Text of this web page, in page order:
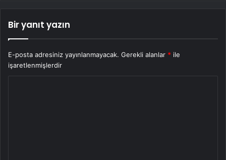
Bir yanıt yazın
E-posta adresiniz yayınlanmayacak. Gerekli alanlar * ile
işaretlenmişlerdir